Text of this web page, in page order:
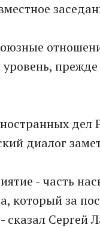
дел
диалог
- часть
который за
Сергей